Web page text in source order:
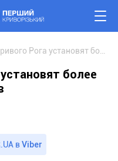
более
вViber